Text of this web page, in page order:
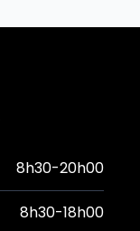
8h30-20h00
8h30-18h00